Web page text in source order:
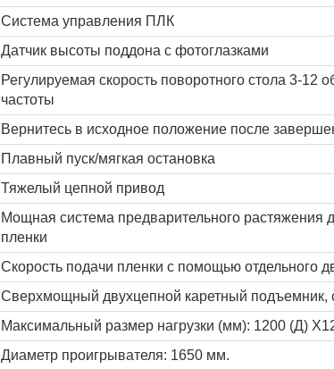
Система управления ПЛК
Датчик высоты поддона с фотоглазками
Регулируемая скорость поворотного стола 3-
частоты
Вернитесь в исходное положение после
Плавный пуск/мягкая остановка
Тяжелый цепной привод
Мощная система предварительного растяжения
пленки
Скорость подачи пленки с помощью отдельного
Сверхмощный двухцепной каретный подъемник,
Максимальный размер нагрузки (мм): 1200 (Д)
Диаметр проигрывателя: 1650 мм.